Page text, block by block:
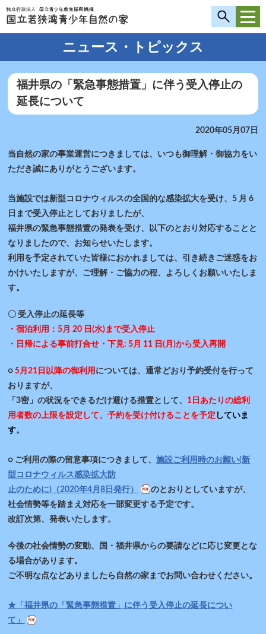
ニュース・トピックス
福井県の「緊急事態措置」に伴う受入停止の
延長について
2020年05月07日
当自然の家の事業運営につきましては、いつも御理解・御協力をい
ただき誠にありがとうございます。
当施設では新型コロナウィルスの全国的な感染拡大を受け、5 月 6
日まで受入停止としておりましたが、
福井県の緊急事態措置の発表を受け、以下のとおり対応することと
なりましたので、お知らせいたします。
利用を予定されていた皆様におかれましては、引き続きご迷惑をお
かけいたしますが、ご理解・ご協力の程、よろしくお願いいたしま
す。
〇 受入停止の延長等
・宿泊利用：5月 20 日(水)まで受入停止
・日帰による事前打合せ・下見: 5月 11 日(月)から受入再開
○5月21日以降の御利用 については、通常どおり予約受付を行って
おりますが、
「3密」の状況をできるだけ避ける措置として、 1日あたりの総利
用者数の上限を設定して、予約を受け付けるこ とを予定 していま
す。
○ ご利用の際の留意事項につきまして、施設ご利用時のお願い(新
型コロナウィルス感染拡大防
止のために)（2020年4月8日発行）
のとおりとしていますが、
社会情勢等を踏まえ対応を一部変更する予定です。
改訂次第、発表いたします。
今後の社会情勢の変動、国・福井県からの要請などに応じ変更とな
る場合があります。
ご不明な点などありましたら自然の家までお問い合わせください。
★「福井県の「緊急事態措置」に伴う受入停止の延長につい
て」